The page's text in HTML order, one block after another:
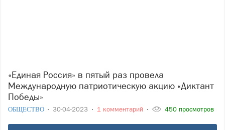
«Единая Россия» в пятый раз провела
Международную патриотическую акцию «Диктант
Победы»
ОБЩЕСТВО 30-04-2023 1 комментарий 450 просмотров